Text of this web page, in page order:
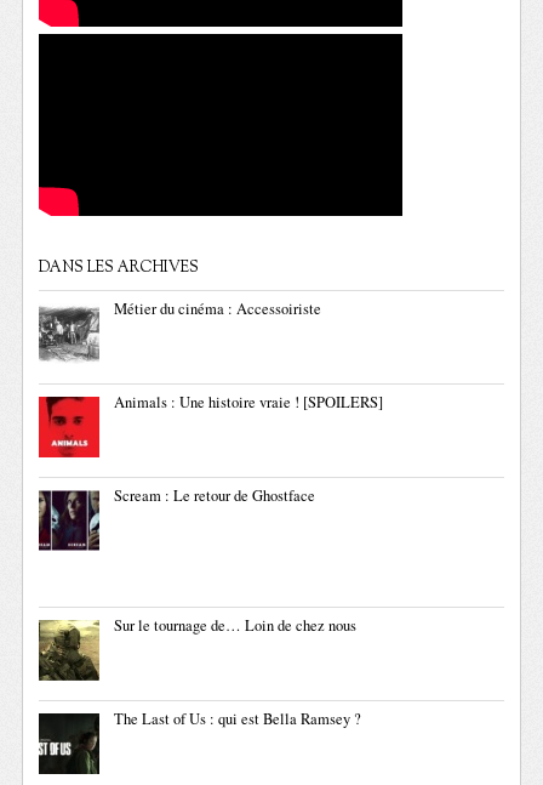
DANS LES ARCHIVES
Métier du cinéma : Accessoiriste
Animals : Une histoire vraie ! [SPOILERS]
Scream : Le retour de Ghostface
Sur le tournage de… Loin de chez nous
The Last of Us : qui est Bella Ramsey ?